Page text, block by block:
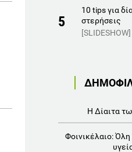
5
10 tips για
στερήσεις
[SLIDESHOW]
Η Δίαιτα
Φοινικέλαιο: Όλη